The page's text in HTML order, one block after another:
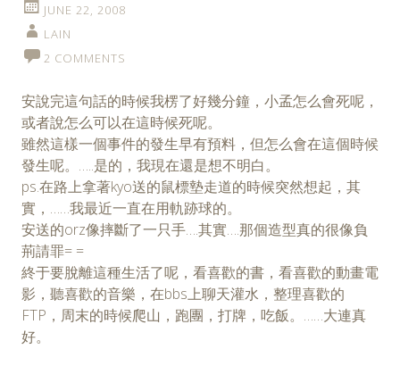
JUNE 22, 2008
LAIN
2 COMMENTS
安說完這句話的時候我楞了好幾分鐘，小孟怎么會死呢，
或者說怎么可以在這時候死呢。
雖然這樣一個事件的發生早有預料，但怎么會在這個時候
發生呢。…..是的，我現在還是想不明白。
ps.在路上拿著kyo送的鼠標墊走道的時候突然想起，其
實，……我最近一直在用軌跡球的。
安送的orz像摔斷了一只手….其實….那個造型真的很像負
荊請罪= =
終于要脫離這種生活了呢，看喜歡的書，看喜歡的動畫電
影，聽喜歡的音樂，在bbs上聊天灌水，整理喜歡的
FTP，周末的時候爬山，跑團，打牌，吃飯。……大連真
好。